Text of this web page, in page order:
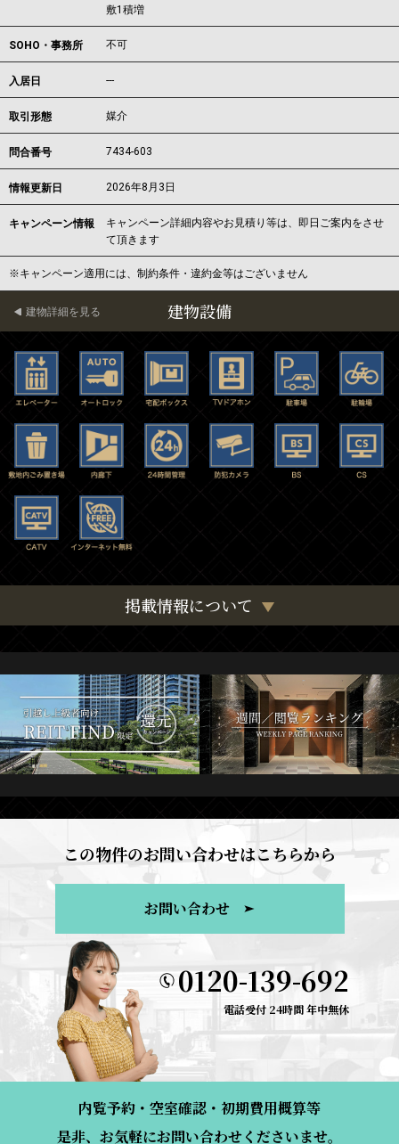
敷1積増
SOHO・事務所 不可
入居日 ---
取引形態 媒介
問合番号 7434-603
情報更新日 2026年8月3日
キャンペーン情報
キャンペーン詳細内容やお見積り等は、即日ご案内をさせ
て頂きます
※キャンペーン適用には、制約条件・違約金等はございません
建物設備
建物詳細を見る
掲載情報について
この物件のお問い合わせはこちらから
お問い合わせ
0120-139-692
電話受付 24時間 年中無休
内覧予約・空室確認・初期費用概算等
是非、お気軽にお問い合わせくださいませ。